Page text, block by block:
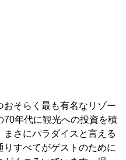
そらく最も有名なリゾー
70年代に観光への投資を積
さにパラダイスと言える
すべてがゲストのために